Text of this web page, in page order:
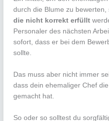
durch die Blume zu bewerten,
die nicht korrekt erfüllt
Personaler des nächsten
sofort, dass er bei dem
sollte.
Das muss aber nicht immer
dass dein ehemaliger Chef die
gemacht hat.
So oder so solltest du